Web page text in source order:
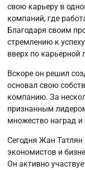
свою карьеру в
компаний, где
Благодаря своим
стремлению к
вверх по карьерной
Вскоре он решил
основал свою
компанию. За
признанным
множество наград
Сегодня Жан Татлян
экономистов и
Он активно